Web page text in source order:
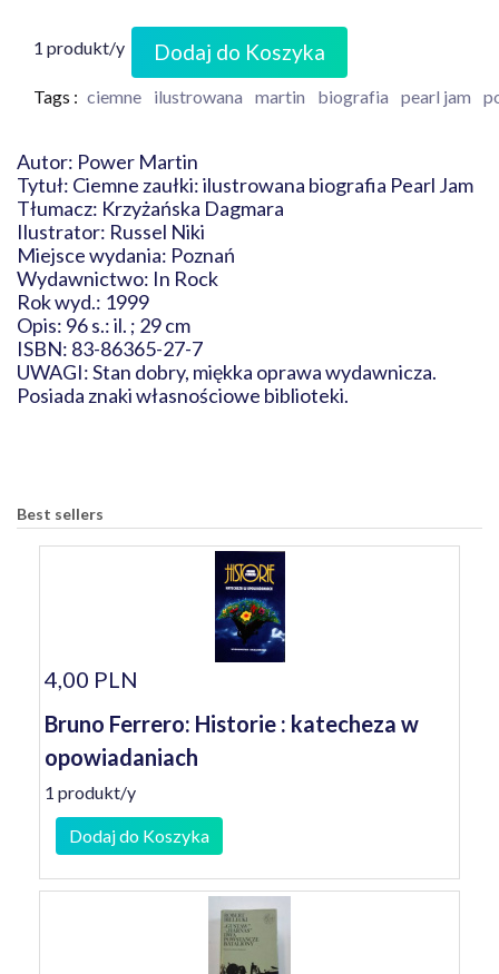
1 produkt/y Dodaj do Koszyka
Tags : ciemne ilustrowana martin biografia pearl jam
Autor: Power Martin
Tytuł: Ciemne zaułki: ilustrowana biografia Pearl Jam
Tłumacz: Krzyżańska Dagmara
Ilustrator: Russel Niki
Miejsce wydania: Poznań
Wydawnictwo: In Rock
Rok wyd.: 1999
Opis: 96 s.: il. ; 29 cm
ISBN: 83-86365-27-7
UWAGI: Stan dobry, miękka oprawa wydawnicza.
Posiada znaki własnościowe biblioteki.
Best sellers
4,00 PLN
Bruno Ferrero: Historie : katecheza w
opowiadaniach
1 produkt/y
Dodaj do Koszyka